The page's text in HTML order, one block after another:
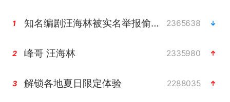
1 知名编剧汪海林被实名举报偷税漏税 2365638
2 峰哥 汪海林 2335980
3 解锁各地夏日限定体验 2288035